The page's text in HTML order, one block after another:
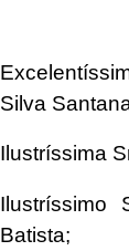
Silva
Ilustríssima
Ilustríssimo
Batista;